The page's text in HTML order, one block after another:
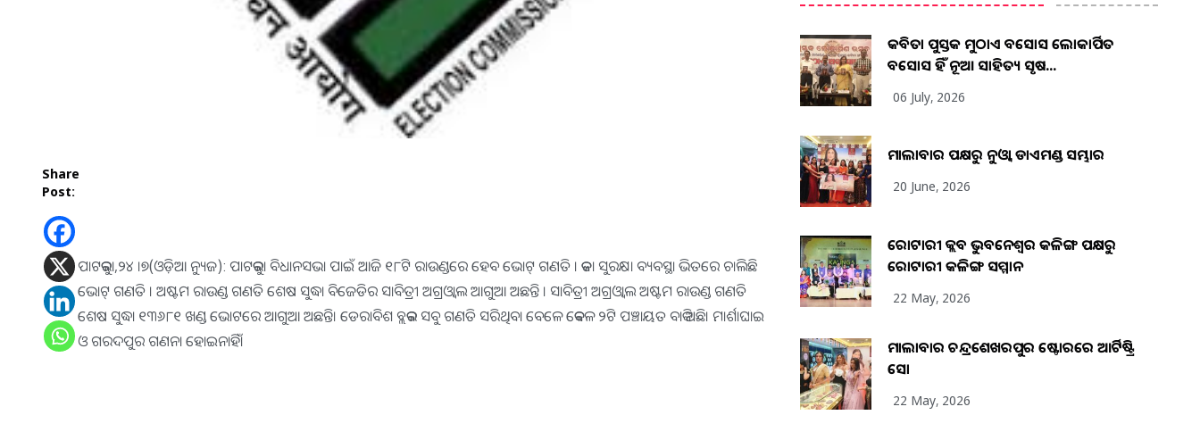
Share
Post:
ପାଟକୁରା,୨୪ ।୭(ଓଡ଼ିଆ ନ୍ୟୁଜ): ପାଟକୁରା ବିଧାନସଭା ପାଇଁ ଆଜି ୧୮ଟି ରାଉଣ୍ଡରେ ହେବ ଭୋଟ୍ ଗଣତି । କଡା ସୁରକ୍ଷା ବ୍ୟବସ୍ଥା ଭିତରେ ଚାଲିଛି
ଭୋଟ୍ ଗଣତି । ଅଷ୍ଟମ ରାଉଣ୍ଡ ଗଣତି ଶେଷ ସୁଦ୍ଧା ବିଜେଡିର ସାବିତ୍ରୀ ଅଗ୍ରଓ୍ୱାଲ ଆଗୁଆ ଅଛନ୍ତି । ସାବିତ୍ରୀ ଅଗ୍ରଓ୍ୱାଲ ଅଷ୍ଟମ ରାଉଣ୍ଡ ଗଣତି
ଶେଷ ସୁଦ୍ଧା ୧୩୬୮୧ ଖଣ୍ଡ ଭୋଟରେ ଆଗୁଆ ଅଛନ୍ତି। ଡେରାବିଶ ବ୍ଲକର ସବୁ ଗଣତି ସରିଥିବା ବେଳେ କେବଳ ୨ଟି ପଞ୍ଚାୟତ ବାକି ଅଛି। ମାର୍ଶାଘାଇ
ଓ ଗରଦପୁର ଗଣନା ହୋଇନାହିଁ।
କବିତା ପୁସ୍ତକ ମୁଠାଏ ଅବସୋସ ଲୋକାର୍ପିତ
ଅବସୋସ ହିଁ ନୂଆ ସାହିତ୍ୟ ସୃଷ...
06 July, 2026
ମାଲାବାର ପକ୍ଷରୁ ନୁଓ୍ବା ଡାଏମଣ୍ଡ ସମ୍ଭାର
20 June, 2026
ରୋଟାରୀ କ୍ଲବ ଭୁବନେଶ୍ୱର କଳିଙ୍ଗ ପକ୍ଷରୁ
ରୋଟାରୀ କଳିଙ୍ଗ ସମ୍ମାନ
22 May, 2026
ମାଲାବାର ଚନ୍ଦ୍ରଶେଖରପୁର ଷ୍ଟୋରରେ ଆର୍ଟିଷ୍ଟ୍ରି
ସୋ
22 May, 2026